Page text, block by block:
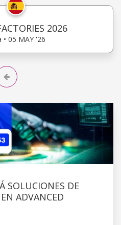
2026
• 05 MAY '26
SOLUCIONES DE
ADVANCED